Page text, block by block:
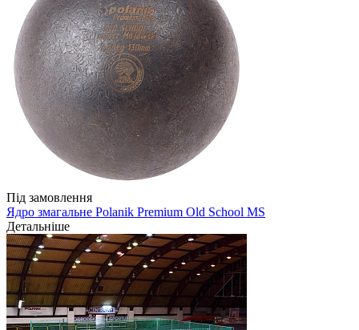
Під замовлення
Ядро змагальне Polanik Premium Old School MS
Детальніше